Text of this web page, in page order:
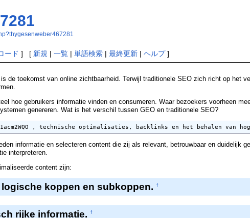
ード ] [ 新規 | 一覧| 単語検索| 最終更新| ヘルプ]
de toekomst van online zichtbaarheid. Terwijl traditionele SEO zich richt op
hoe gebruikers informatie vinden en consumeren. Waar bezoekers voorheen
genereren. Wat is het verschil tussen GEO en traditionele SEO?
, technische optimalisaties, backlinks en het behalen
informatie en selecteren content die zij als relevant, betrouwbaar en
interpreteren.
content zijn:
koppen en subkoppen.†
rijke informatie.†